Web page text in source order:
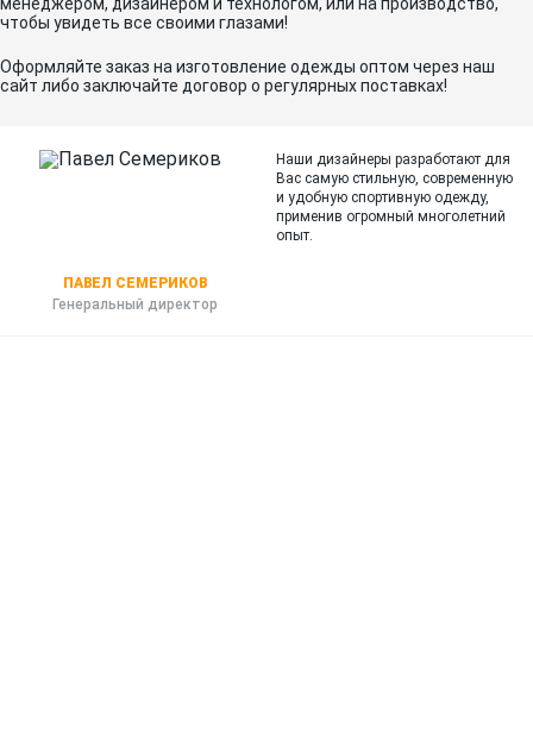
менеджером, дизайнером и технологом, или на производство,
чтобы увидеть все своими глазами!
Оформляйте заказ на изготовление одежды оптом через наш
сайт либо заключайте договор о регулярных поставках!
ПАВЕЛ СЕМЕРИКОВ
Генеральный директор
Наши дизайнеры разработают для
Вас самую стильную, современную
и удобную спортивную одежду,
применив огромный многолетний
опыт.